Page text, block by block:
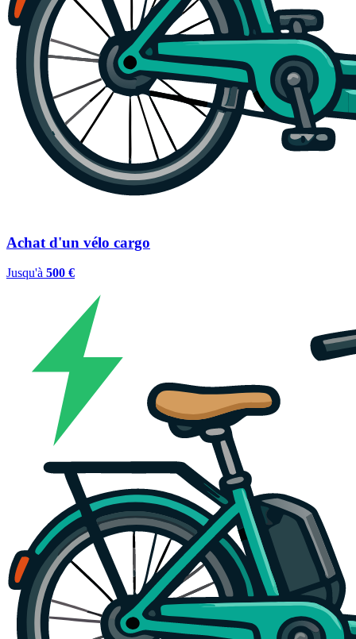
Achat d'un vélo cargo
Jusqu'à 500 €